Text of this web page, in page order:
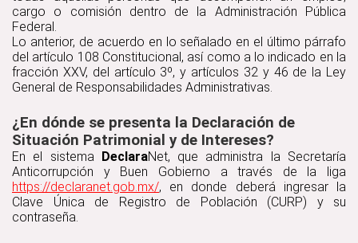
cargo o comisión dentro de la Administración Pública
Federal.
Lo anterior, de acuerdo en lo señalado en el último párrafo
del artículo 108 Constitucional, así como a lo indicado en la
fracción XXV, del artículo 3º, y artículos 32 y 46 de la Ley
General de Responsabilidades Administrativas.
¿En dónde se presenta la Declaración de
Situación Patrimonial y de Intereses?
En el sistema DeclaraNet, que administra la Secretaría
Anticorrupción y Buen Gobierno a través de la liga
https://declaranet.gob.mx/, en donde deberá ingresar la
Clave Única de Registro de Población (CURP) y su
contraseña.